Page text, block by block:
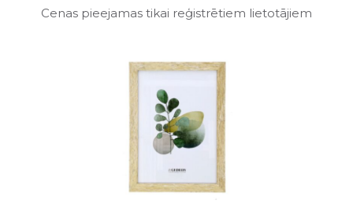
Cenas pieejamas tikai reģistrētiem lietotājiem